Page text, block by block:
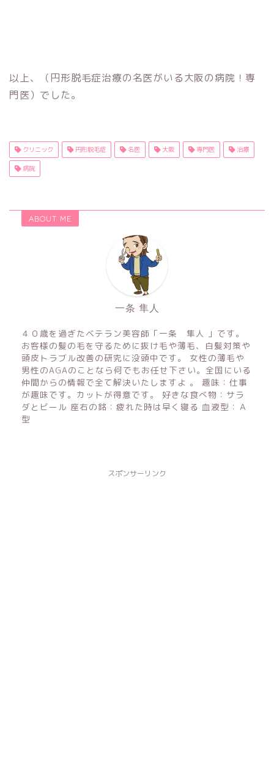
以上、（円形脱毛症治療の名医がいる大阪の病院！専
門医）でした。
クリニック 円形脱毛症 名医 大阪 専門医 治療
病院
ABOUT ME
一条 隼人
４０歳を過ぎたベテラン美容師「一条 隼人 」です。
お客様の髪の毛を守るために抜け毛や薄毛、白髪対策や
頭皮トラブル改善の研究に没頭中です。 女性の薄毛や
男性のAGAのことなら何でもお任せ下さい。全国にいる
仲間からの情報で全て解決いたしますよ 。 趣味：仕事
が趣味です。カットが得意です。 好きな食べ物：サラ
ダとビール 座右の銘：疲れた時は早く寝る 血液型：Ａ
型
スポンサーリンク